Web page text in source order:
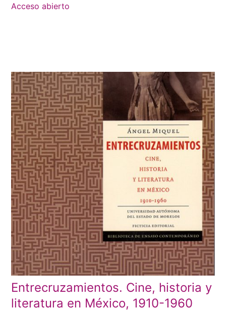
Acceso abierto
Entrecruzamientos. Cine, historia y
literatura en México, 1910-1960